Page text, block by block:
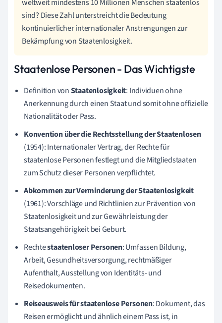
weltweit mindestens 10 Millionen Menschen staatenlos
sind? Diese Zahl unterstreicht die Bedeutung
kontinuierlicher internationaler Anstrengungen zur
Bekämpfung von Staatenlosigkeit.
Staatenlose Personen - Das Wichtigste
Definition vonStaatenlosigkeit: Individuen ohne
Anerkennung durch einen Staat und somit ohne offizielle
Nationalität oder Pass.
Konvention über die Rechtsstellung der Staatenlosen
(1954): Internationaler Vertrag, der Rechte für
staatenlose Personen festlegt und die Mitgliedstaaten
zum Schutz dieser Personen verpflichtet.
Abkommen zur Verminderung der Staatenlosigkeit
(1961): Vorschläge und Richtlinien zur Prävention von
Staatenlosigkeit und zur Gewährleistung der
Staatsangehörigkeit bei Geburt.
Rechtestaatenloser Personen: Umfassen Bildung,
Arbeit, Gesundheitsversorgung, rechtmäßiger
Aufenthalt, Ausstellung von Identitäts- und
Reisedokumenten.
Reiseausweis für staatenlose Personen: Dokument, das
Reisen ermöglicht und ähnlich einem Pass ist, in